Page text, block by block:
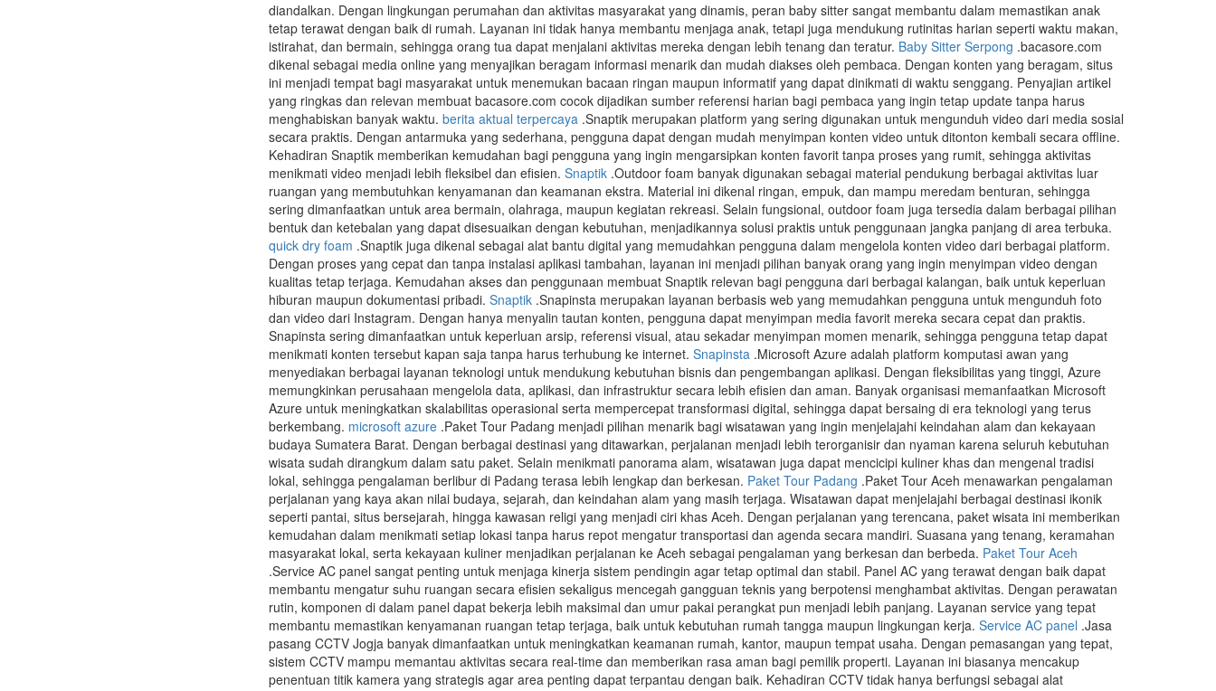
diandalkan. Dengan lingkungan perumahan dan aktivitas masyarakat yang dinamis, peran baby sitter sangat membantu dalam memastikan anak
tetap terawat dengan baik di rumah. Layanan ini tidak hanya membantu menjaga anak, tetapi juga mendukung rutinitas harian seperti waktu makan,
istirahat, dan bermain, sehingga orang tua dapat menjalani aktivitas mereka dengan lebih tenang dan teratur. Baby Sitter Serpong .bacasore.com
dikenal sebagai media online yang menyajikan beragam informasi menarik dan mudah diakses oleh pembaca. Dengan konten yang beragam, situs
ini menjadi tempat bagi masyarakat untuk menemukan bacaan ringan maupun informatif yang dapat dinikmati di waktu senggang. Penyajian artikel
yang ringkas dan relevan membuat bacasore.com cocok dijadikan sumber referensi harian bagi pembaca yang ingin tetap update tanpa harus
menghabiskan banyak waktu. berita aktual terpercaya .Snaptik merupakan platform yang sering digunakan untuk mengunduh video dari media sosial
secara praktis. Dengan antarmuka yang sederhana, pengguna dapat dengan mudah menyimpan konten video untuk ditonton kembali secara offline.
Kehadiran Snaptik memberikan kemudahan bagi pengguna yang ingin mengarsipkan konten favorit tanpa proses yang rumit, sehingga aktivitas
menikmati video menjadi lebih fleksibel dan efisien. Snaptik .Outdoor foam banyak digunakan sebagai material pendukung berbagai aktivitas luar
ruangan yang membutuhkan kenyamanan dan keamanan ekstra. Material ini dikenal ringan, empuk, dan mampu meredam benturan, sehingga
sering dimanfaatkan untuk area bermain, olahraga, maupun kegiatan rekreasi. Selain fungsional, outdoor foam juga tersedia dalam berbagai pilihan
bentuk dan ketebalan yang dapat disesuaikan dengan kebutuhan, menjadikannya solusi praktis untuk penggunaan jangka panjang di area terbuka.
quick dry foam .Snaptik juga dikenal sebagai alat bantu digital yang memudahkan pengguna dalam mengelola konten video dari berbagai platform.
Dengan proses yang cepat dan tanpa instalasi aplikasi tambahan, layanan ini menjadi pilihan banyak orang yang ingin menyimpan video dengan
kualitas tetap terjaga. Kemudahan akses dan penggunaan membuat Snaptik relevan bagi pengguna dari berbagai kalangan, baik untuk keperluan
hiburan maupun dokumentasi pribadi. Snaptik .Snapinsta merupakan layanan berbasis web yang memudahkan pengguna untuk mengunduh foto
dan video dari Instagram. Dengan hanya menyalin tautan konten, pengguna dapat menyimpan media favorit mereka secara cepat dan praktis.
Snapinsta sering dimanfaatkan untuk keperluan arsip, referensi visual, atau sekadar menyimpan momen menarik, sehingga pengguna tetap dapat
menikmati konten tersebut kapan saja tanpa harus terhubung ke internet. Snapinsta .Microsoft Azure adalah platform komputasi awan yang
menyediakan berbagai layanan teknologi untuk mendukung kebutuhan bisnis dan pengembangan aplikasi. Dengan fleksibilitas yang tinggi, Azure
memungkinkan perusahaan mengelola data, aplikasi, dan infrastruktur secara lebih efisien dan aman. Banyak organisasi memanfaatkan Microsoft
Azure untuk meningkatkan skalabilitas operasional serta mempercepat transformasi digital, sehingga dapat bersaing di era teknologi yang terus
berkembang. microsoft azure .Paket Tour Padang menjadi pilihan menarik bagi wisatawan yang ingin menjelajahi keindahan alam dan kekayaan
budaya Sumatera Barat. Dengan berbagai destinasi yang ditawarkan, perjalanan menjadi lebih terorganisir dan nyaman karena seluruh kebutuhan
wisata sudah dirangkum dalam satu paket. Selain menikmati panorama alam, wisatawan juga dapat mencicipi kuliner khas dan mengenal tradisi
lokal, sehingga pengalaman berlibur di Padang terasa lebih lengkap dan berkesan. Paket Tour Padang .Paket Tour Aceh menawarkan pengalaman
perjalanan yang kaya akan nilai budaya, sejarah, dan keindahan alam yang masih terjaga. Wisatawan dapat menjelajahi berbagai destinasi ikonik
seperti pantai, situs bersejarah, hingga kawasan religi yang menjadi ciri khas Aceh. Dengan perjalanan yang terencana, paket wisata ini memberikan
kemudahan dalam menikmati setiap lokasi tanpa harus repot mengatur transportasi dan agenda secara mandiri. Suasana yang tenang, keramahan
masyarakat lokal, serta kekayaan kuliner menjadikan perjalanan ke Aceh sebagai pengalaman yang berkesan dan berbeda. Paket Tour Aceh
.Service AC panel sangat penting untuk menjaga kinerja sistem pendingin agar tetap optimal dan stabil. Panel AC yang terawat dengan baik dapat
membantu mengatur suhu ruangan secara efisien sekaligus mencegah gangguan teknis yang berpotensi menghambat aktivitas. Dengan perawatan
rutin, komponen di dalam panel dapat bekerja lebih maksimal dan umur pakai perangkat pun menjadi lebih panjang. Layanan service yang tepat
membantu memastikan kenyamanan ruangan tetap terjaga, baik untuk kebutuhan rumah tangga maupun lingkungan kerja. Service AC panel .Jasa
pasang CCTV Jogja banyak dimanfaatkan untuk meningkatkan keamanan rumah, kantor, maupun tempat usaha. Dengan pemasangan yang tepat,
sistem CCTV mampu memantau aktivitas secara real-time dan memberikan rasa aman bagi pemilik properti. Layanan ini biasanya mencakup
penentuan titik kamera yang strategis agar area penting dapat terpantau dengan baik. Kehadiran CCTV tidak hanya berfungsi sebagai alat